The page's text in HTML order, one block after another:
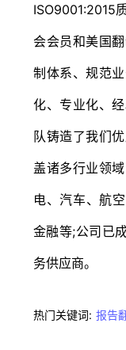
ISO9001:2015
会会员和美国
制体系、规范
化、专业化、
队铸造了我们
盖诸多行业领
电、汽车、航
金融等;公司已
务供应商。
热门关键词: 报告